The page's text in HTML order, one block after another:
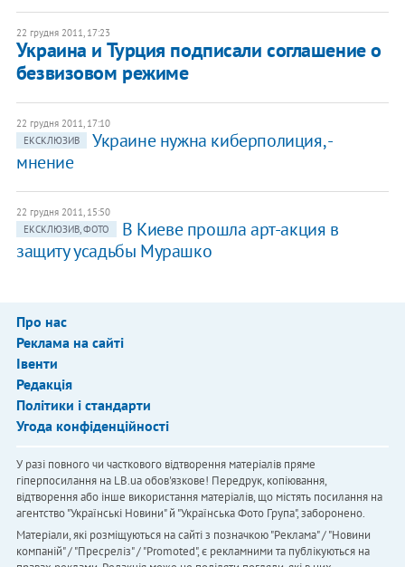
22 грудня 2011, 17:23
Украина и Турция подписали соглашение о
безвизовом режиме
22 грудня 2011, 17:10
ЕКСКЛЮЗИВ
Украине нужна киберполиция, -
мнение
22 грудня 2011, 15:50
ЕКСКЛЮЗИВ, ФОТО
В Киеве прошла арт-акция в
защиту усадьбы Мурашко
Про нас
Реклама на сайті
Івенти
Редакція
Політики і стандарти
Угода конфіденційності
У разі повного чи часткового відтворення матеріалів пряме
гіперпосилання на LB.ua обов'язкове! Передрук, копіювання,
відтворення або інше використання матеріалів, що містять посилання на
агентство "Українськi Новини" й "Українська Фото Група", заборонено.
Матеріали, які розміщуються на сайті з позначкою "Реклама" / "Новини
компаній" / "Пресреліз" / "Promoted", є рекламними та публікуються на